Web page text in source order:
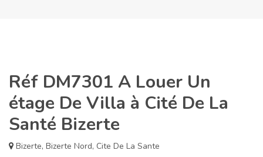
Réf DM7301 A Louer Un
étage De Villa à Cité De La
Santé Bizerte
Bizerte, Bizerte Nord, Cite De La Sante